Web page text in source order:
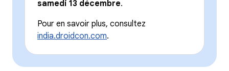
samedi 13 décembre.
Pour en savoir plus, consultez
india.droidcon.com.